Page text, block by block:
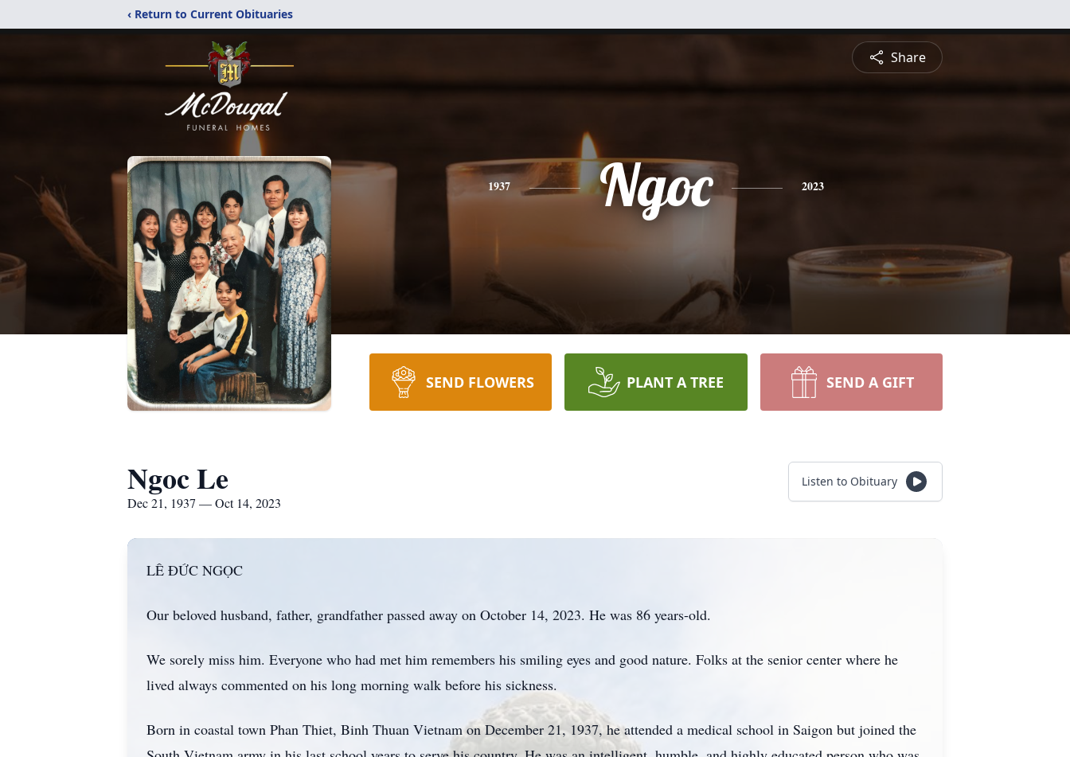
‹ Return to Current Obituaries
Share
1937 Ngoc 2023
SEND FLOWERS PLANT A TREE SEND A GIFT
Ngoc Le
Dec 21, 1937 — Oct 14, 2023
Listen to Obituary
LÊ ĐỨC NGỌC
Our beloved husband, father, grandfather passed away on October 14, 2023. He was 86 years-old.
We sorely miss him. Everyone who had met him remembers his smiling eyes and good nature. Folks at the senior center where he
lived always commented on his long morning walk before his sickness.
Born in coastal town Phan Thiet, Binh Thuan Vietnam on December 21, 1937, he attended a medical school in Saigon but joined the